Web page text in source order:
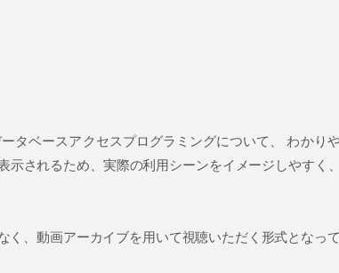
タベースアクセスプログラミングについて、 わかり
示されるため、実際の利用シーンをイメージしやすく
、動画アーカイブを用いて視聴いただく形式となって